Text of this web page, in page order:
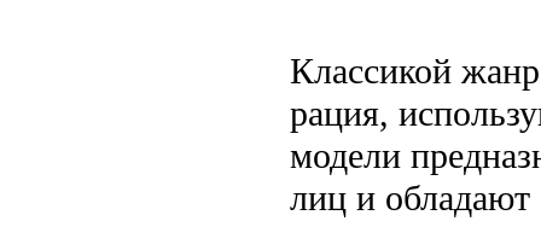
Классикой
рация,
модели
лиц и